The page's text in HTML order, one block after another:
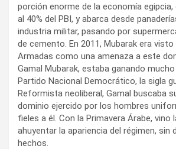
porción enorme de la economía egipcia,
al 40% del PBI, y abarca desde
industria militar, pasando por
de cemento. En 2011, Mubarak era
Armadas como una amenaza a este
Gamal Mubarak, estaba ganando
Partido Nacional Democrático, la sigla
Reformista neoliberal, Gamal buscaba
dominio ejercido por los hombres
fieles a él. Con la Primavera Árabe, vino
ahuyentar la apariencia del régimen, sin
hechos.